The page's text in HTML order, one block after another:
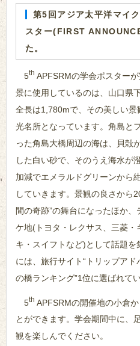
第5回アジア太平洋マイクロサージャリー学会のポ
スター(FIRST
た。
5th APFSRMの学会ポスター
景に使用しているのは、山口県
全長は1,780mで、その美しい
光名所となっています。角島と
った角島大橋周辺の海は、貝殻
した白い砂で、そのうえ海水が
加減でエメラルドグリーンから
していきます。景観の良さから
間の奇跡”の舞台になったほか
ケ地(トヨタ・レクサス、三菱
キ・スイフトなど)として話題
には、旅行サイト“トリップアド
の橋ランキング”1位に選ばれてい
5th APFSRMの開催地の小倉
とができます。学会期間中に、
観を楽しんでください。